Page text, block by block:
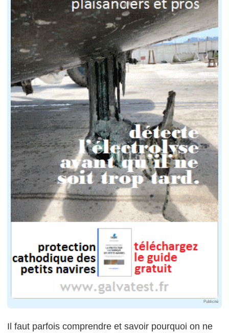
Publicité
Il faut parfois comprendre et savoir pourquoi on ne